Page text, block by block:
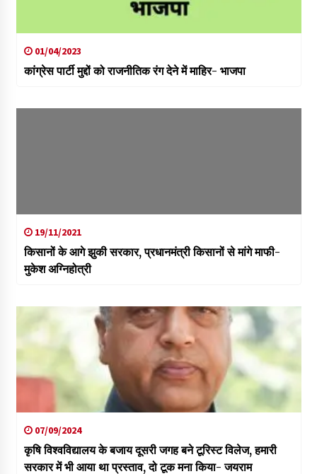
01/04/2023
कांग्रेस पार्टी मुद्दों को राजनीतिक रंग देने में माहिर- भाजपा
19/11/2021
किसानों के आगे झुकी सरकार, प्रधानमंत्री किसानों से मांगे माफी-
मुकेश अग्निहोत्री
07/09/2024
कृषि विश्वविद्यालय के बजाय दूसरी जगह बने टूरिस्ट विलेज, हमारी
सरकार में भी आया था प्रस्ताव, दो टूक मना किया- जयराम